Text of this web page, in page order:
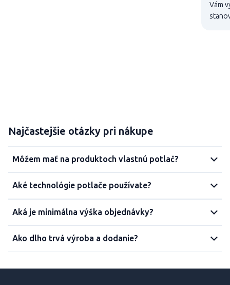
Vám
Najčastejšie otázky pri nákupe
Môžem mať na produktoch vlastnú potlač?
Aké technológie potlače používate?
Aká je minimálna výška objednávky?
Ako dlho trvá výroba a dodanie?